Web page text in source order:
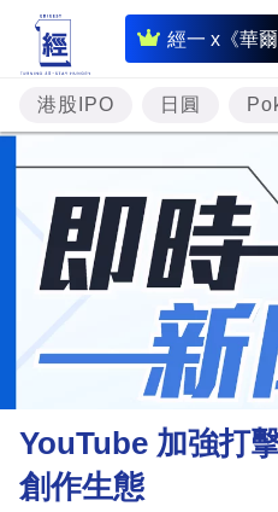
經一 x《華爾
即
時
財
經
專
題
投
資
樓
市
財
港股IPO 日圓
YouTube 加強打
創作生態